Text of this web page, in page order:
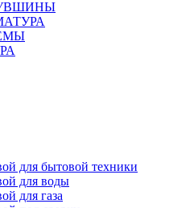
для бытовой техники
для воды
для газа